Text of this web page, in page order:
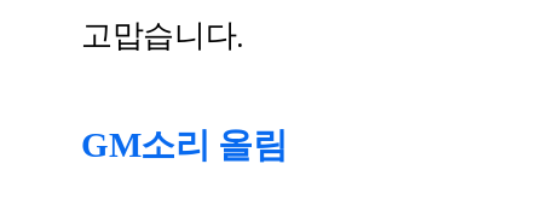
고맙습니다.
GM소리 올림